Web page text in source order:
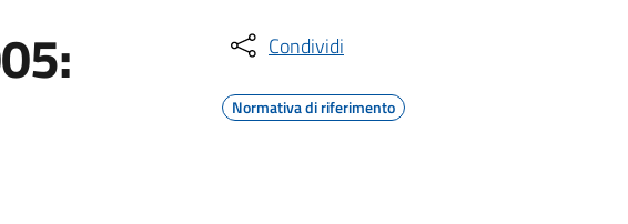
Condividi
Normativa di riferimento